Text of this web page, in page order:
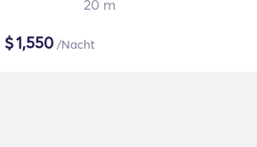
20 m
$1,550 /Nacht